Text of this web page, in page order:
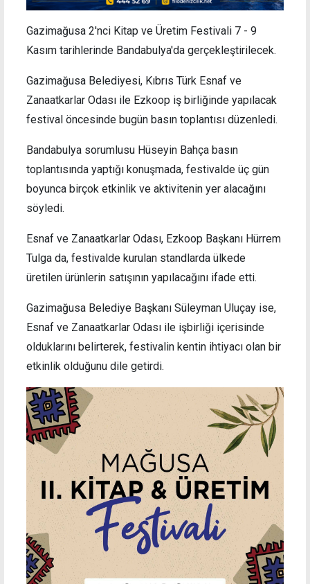
Gazimağusa 2'nci Kitap ve Üretim Festivali 7 - 9
Kasım tarihlerinde Bandabulya'da gerçekleştirilecek.
Gazimağusa Belediyesi, Kıbrıs Türk Esnaf ve
Zanaatkarlar Odası ile Ezkoop iş birliğinde yapılacak
festival öncesinde bugün basın toplantısı düzenledi.
Bandabulya sorumlusu Hüseyin Bahça basın
toplantısında yaptığı konuşmada, festivalde üç gün
boyunca birçok etkinlik ve aktivitenin yer alacağını
söyledi.
Esnaf ve Zanaatkarlar Odası, Ezkoop Başkanı Hürrem
Tulga da, festivalde kurulan standlarda ülkede
üretilen ürünlerin satışının yapılacağını ifade etti.
Gazimağusa Belediye Başkanı Süleyman Uluçay ise,
Esnaf ve Zanaatkarlar Odası ile işbirliği içerisinde
olduklarını belirterek, festivalin kentin ihtiyacı olan bir
etkinlik olduğunu dile getirdi.